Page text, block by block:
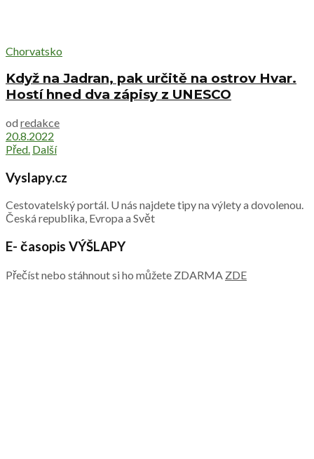
Chorvatsko
Když na Jadran, pak určitě na ostrov Hvar.
Hostí hned dva zápisy z UNESCO
od redakce
20.8.2022
Před. Další
Vyslapy.cz
Cestovatelský portál. U nás najdete tipy na výlety a dovolenou.
Česká republika, Evropa a Svět
E- časopis VÝŠLAPY
Přečíst nebo stáhnout si ho můžete ZDARMA ZDE